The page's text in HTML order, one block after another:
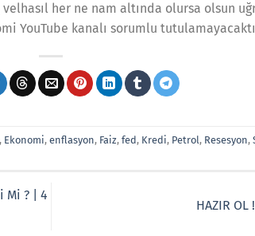
her ne nam altında olursa olsun
YouTube kanalı sorumlu
, Ekonomi,enflasyon, Faiz,fed, Kredi, Petrol, Resesyon,
Mi ? | 4
HAZIR OL